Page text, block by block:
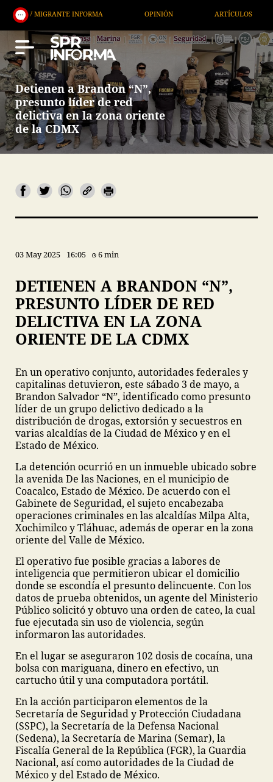
INFORMA ARTÍCULOS
Detienen a Brandon “N”,
presunto líder de red
delictiva en la zona oriente
de la CDMX
03 May 2025 16:05 6 min
DETIENEN A BRANDON “N”,
PRESUNTO LÍDER DE RED
DELICTIVA EN LA ZONA
ORIENTE DE LA CDMX
En un operativo conjunto, autoridades federales y
capitalinas detuvieron, este sábado 3 de mayo, a
Brandon Salvador “N”, identificado como presunto
líder de un grupo delictivo dedicado a la
distribución de drogas, extorsión y secuestros en
varias alcaldías de la Ciudad de México y en el
Estado de México.
La detención ocurrió en un inmueble ubicado sobre
la avenida De las Naciones, en el municipio de
Coacalco, Estado de México. De acuerdo con el
Gabinete de Seguridad, el sujeto encabezaba
operaciones criminales en las alcaldías Milpa Alta,
Xochimilco y Tláhuac, además de operar en la zona
oriente del Valle de México.
El operativo fue posible gracias a labores de
inteligencia que permitieron ubicar el domicilio
donde se escondía el presunto delincuente. Con los
datos de prueba obtenidos, un agente del Ministerio
Público solicitó y obtuvo una orden de cateo, la cual
fue ejecutada sin uso de violencia, según
informaron las autoridades.
En el lugar se aseguraron 102 dosis de cocaína, una
bolsa con mariguana, dinero en efectivo, un
cartucho útil y una computadora portátil.
En la acción participaron elementos de la
Secretaría de Seguridad y Protección Ciudadana
(SSPC), la Secretaría de la Defensa Nacional
(Sedena), la Secretaría de Marina (Semar), la
Fiscalía General de la República (FGR), la Guardia
Nacional, así como autoridades de la Ciudad de
México y del Estado de México.